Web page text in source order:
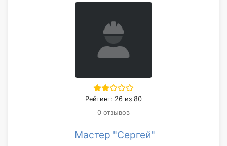
Рейтинг: 26 из 80
0 отзывов
Мастер "Сергей"